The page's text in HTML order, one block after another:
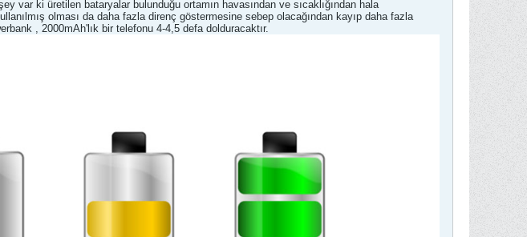
ki üretilen bataryalar bulunduğu ortamın havasından ve sıcaklığından hala
olması da daha fazla direnç göstermesine sebep olacağından kayıp daha fazla
, 2000mAh'lık bir telefonu 4-4,5 defa dolduracaktır.